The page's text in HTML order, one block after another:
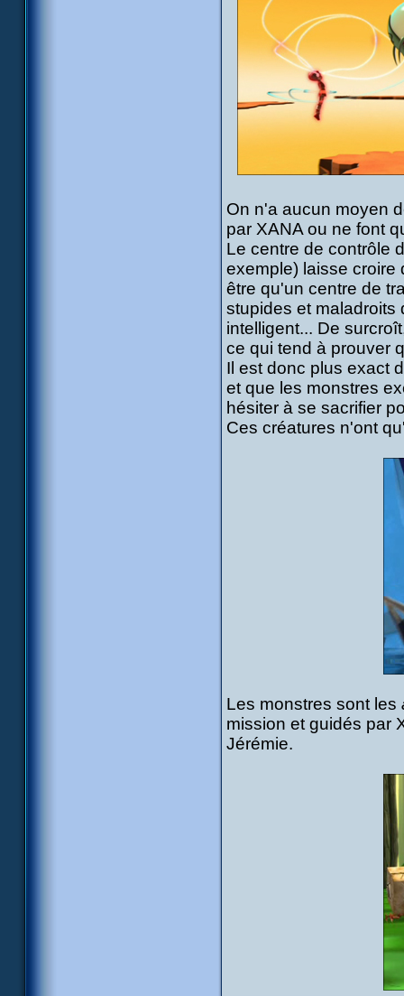
On n'a aucun moyen
par XANA ou ne font
Le centre de contrôle
exemple) laisse croire
être qu'un centre de
stupides et maladroits
intelligent... De
ce qui tend à prouver
Il est donc plus exact
et que les monstres
hésiter à se sacrifier
Ces créatures n'ont
Les monstres sont les
mission et guidés par
Jérémie.